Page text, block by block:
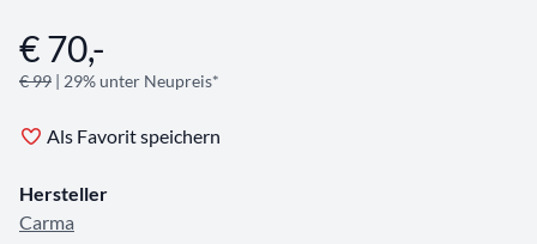
Angebotsinformationen
€ 70,-
€ 99 | 29% unter Neupreis*
Als Favorit speichern
Hersteller
Carma